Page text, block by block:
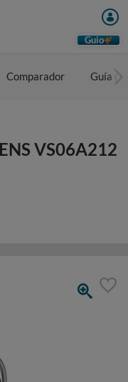
Guio
Comparador Guía
VS06A212